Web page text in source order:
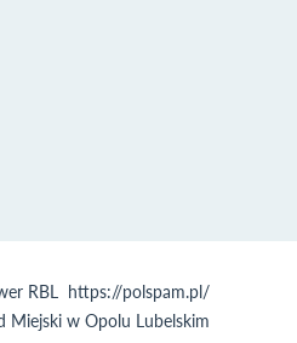
RBL https://polspam.pl/
Miejski w Opolu Lubelskim